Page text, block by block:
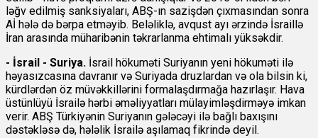
ləğv edilmiş sanksiyaları, ABŞ-ın sazişdən çıxmasından sonra
Aİ hələ də bərpa etməyib. Beləliklə, avqust ayı ərzində İsraillə
İran arasında müharibənin təkrarlanma ehtimalı yüksəkdir.
- İsrail - Suriya. İsrail hökuməti Suriyanın yeni hökuməti ilə
həyasızcasına davranır və Suriyada druzlardan və ola bilsin ki,
kürdlərdən öz müvəkkillərini formalaşdırmağa hazırlaşır. Hava
üstünlüyü İsrailə hərbi əməliyyatları mülayimləşdirməyə imkan
verir. ABŞ Türkiyənin Suriyanın gələcəyi ilə bağlı baxışını
dəstəkləsə də, hələlik İsrailə aşılamaq fikrində deyil.